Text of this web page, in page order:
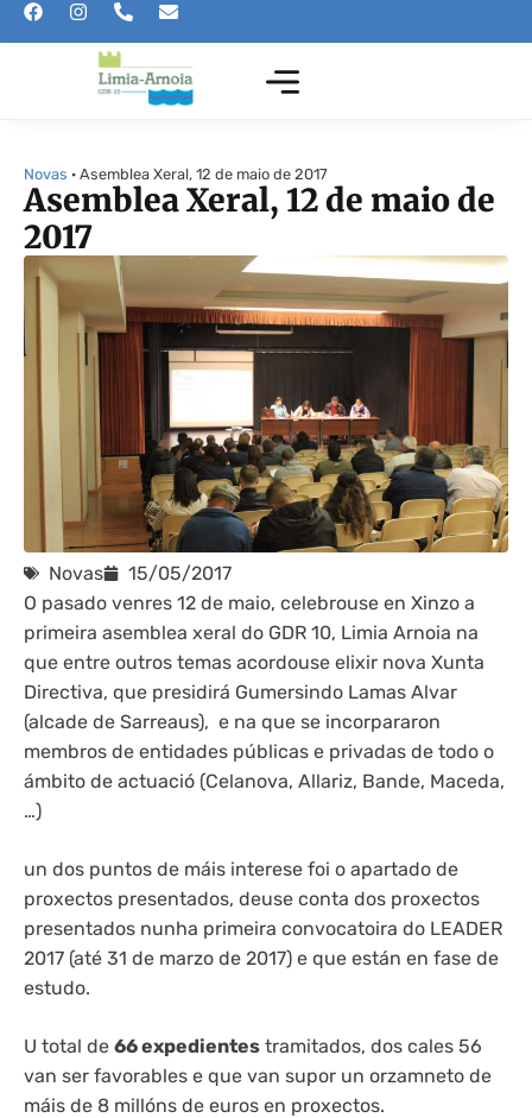
Novas · Asemblea Xeral, 12 de maio de 2017
Asemblea Xeral, 12 de maio de
2017
Novas
15/05/2017
O pasado venres 12 de maio, celebrouse en Xinzo a
primeira asemblea xeral do GDR 10, Limia Arnoia na
que entre outros temas acordouse elixir nova Xunta
Directiva, que presidirá Gumersindo Lamas Alvar
(alcade de Sarreaus), e na que se incorpararon
membros de entidades públicas e privadas de todo o
ámbito de actuació (Celanova, Allariz, Bande, Maceda,
…)
un dos puntos de máis interese foi o apartado de
proxectos presentados, deuse conta dos proxectos
presentados nunha primeira convocatoira do LEADER
2017 (até 31 de marzo de 2017) e que están en fase de
estudo.
U total de 66 expedientes tramitados, dos cales 56
van ser favorables e que van supor un orzamneto de
máis de 8 millóns de euros en proxectos.